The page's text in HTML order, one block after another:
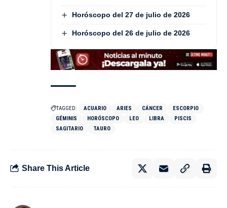
Horóscopo del 27 de julio de 2026
Horóscopo del 26 de julio de 2026
TAGGED: ACUARIO ARIES CÁNCER
ESCORPIO
GÉMINIS
HORÓSCOPO LEO LIBRA
PISCIS
SAGITARIO
TAURO
Share This Article